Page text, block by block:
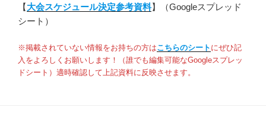
【大会スケジュール決定参考資料】（Googleスプレッド
シート）
※掲載されていない情報をお持ちの方はこちらのシート にぜひ記
入をよろしくお願いします！（誰でも編集可能なGoogleスプレッ
ドシート）適時確認して上記資料に反映させます。